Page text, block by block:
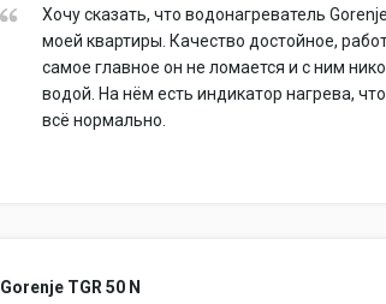
Хочу сказать, что водонагреватель
моей квартиры. Качество достойное,
самое главное он не ломается и с ним
водой. На нём есть индикатор нагрева,
всё нормально.
Gorenje TGR 50 N